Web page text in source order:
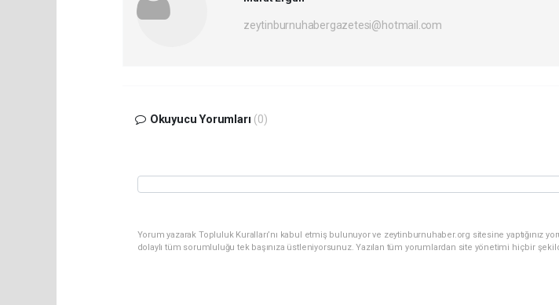
zeytinburnuhabergazetesi@hotmail.com
Okuyucu Yorumları (0)
Yorum yazarak Topluluk Kuralları’nı kabul etmiş bulunuyor ve zeytinburnuhaber.org sitesine yaptığınız
dolaylı tüm sorumluluğu tek başınıza üstleniyorsunuz. Yazılan tüm yorumlardan site yönetimi hiçbir